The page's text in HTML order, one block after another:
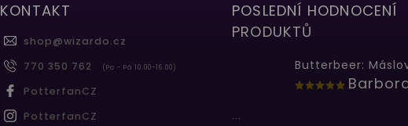
KONTAKT
shop@wizardo.cz
770 350 762
(Po - Pá 10.00-16.00)
PotterfanCZ
PotterfanCZ
POSLEDNÍ HODNOCENÍ
PRODUKTŮ
...